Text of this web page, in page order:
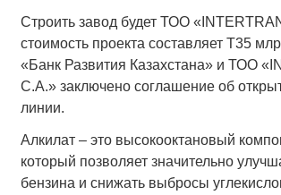
Строить завод будет ТОО
стоимость проекта составляет Т35
«Банк Развития Казахстана» и ТОО
C.A.» заключено соглашение об
линии.
Алкилат – это высокооктановый
который позволяет значительно
бензина и снижать выбросы